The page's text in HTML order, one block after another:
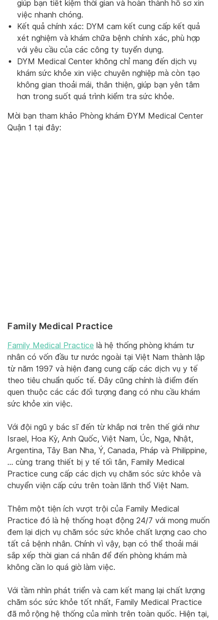
giúp bạn tiết kiệm thời gian và hoàn thành hồ sơ xin
việc nhanh chóng.
Kết quả chính xác: DYM cam kết cung cấp kết quả
xét nghiệm và khám chữa bệnh chính xác, phù hợp
với yêu cầu của các công ty tuyển dụng.
DYM Medical Center không chỉ mang đến dịch vụ
khám sức khỏe xin việc chuyên nghiệp mà còn tạo
không gian thoải mái, thân thiện, giúp bạn yên tâm
hơn trong suốt quá trình kiểm tra sức khỏe.
Mời bạn tham khảo Phòng khám ĐYM Medical Center
Quận 1 tại đây:
Family Medical Practice
Family Medical Practice là hệ thống phòng khám tư
nhân có vốn đầu tư nước ngoài tại Việt Nam thành lập
từ năm 1997 và hiện đang cung cấp các dịch vụ y tế
theo tiêu chuẩn quốc tế. Đây cũng chính là điểm đến
quen thuộc các các đối tượng đang có nhu cầu khám
sức khỏe xin việc.
Với đội ngũ y bác sĩ đến từ khắp nơi trên thế giới như
Israel, Hoa Kỳ, Anh Quốc, Việt Nam, Úc, Nga, Nhật,
Argentina, Tây Ban Nha, Ý, Canada, Pháp và Philippine,
… cùng trang thiết bị y tế tối tân, Family Medical
Practice cung cấp các dịch vụ chăm sóc sức khỏe và
chuyển viện cấp cứu trên toàn lãnh thổ Việt Nam.
Thêm một tiện ích vượt trội của Family Medical
Practice đó là hệ thống hoạt động 24/7 với mong muốn
đem lại dịch vụ chăm sóc sức khỏe chất lượng cao cho
tất cả bệnh nhân. Chính vì vậy, bạn có thể thoải mái
sắp xếp thời gian cá nhân để đến phòng khám mà
không cần lo quá giờ làm việc.
Với tầm nhìn phát triển và cam kết mang lại chất lượng
chăm sóc sức khỏe tốt nhất, Family Medical Practice
đã mở rộng hệ thống của mình trên toàn quốc. Hiện tại,